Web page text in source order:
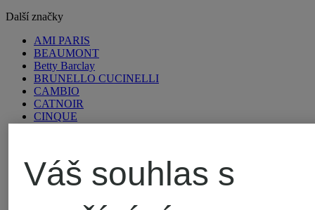
Další značky
AMI PARIS
BEAUMONT
Betty Barclay
BRUNELLO CUCINELLI
CAMBIO
CATNOIR
CINQUE
FUCHS SCHMITT
GIL BRET
Joseph Ribkoff
Váš souhlas s